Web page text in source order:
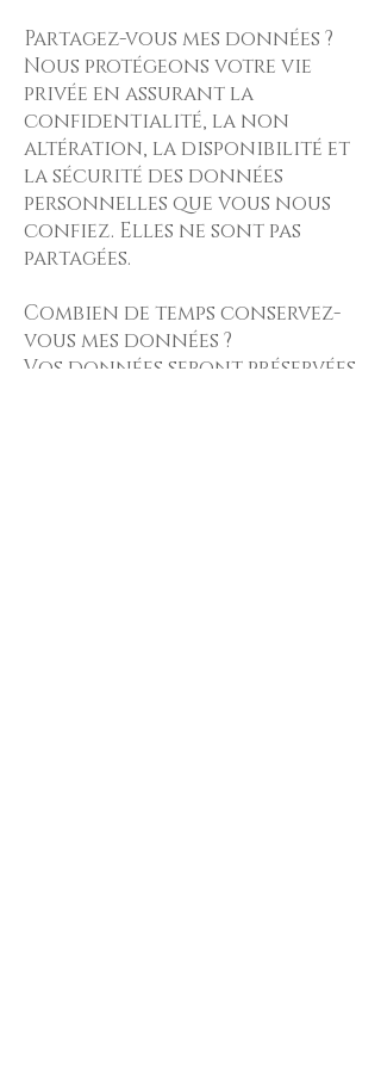
Partagez-vous mes données ?
Nous protégeons votre vie
privée en assurant la
confidentialité, la non
altération, la disponibilité et
la sécurité des données
personnelles que vous nous
confiez. Elles ne sont pas
partagées.
Combien de temps conservez-
vous mes données ?
Vos données seront préservées